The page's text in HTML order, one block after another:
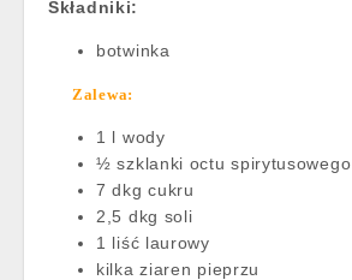
Składniki:
botwinka
Zalewa:
1 l wody
½ szklanki octu spirytusowego
7 dkg cukru
2,5 dkg soli
1 liść laurowy
kilka ziaren pieprzu